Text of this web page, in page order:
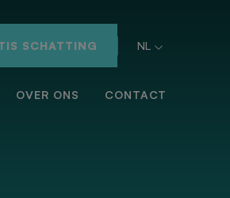
SCHATTING NL
OVER ONS CONTACT